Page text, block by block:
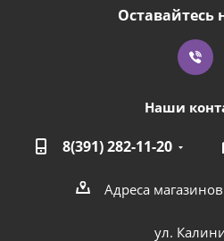
Оставайтесь
Наши
8(391) 282-11-20
Адреса
ул.